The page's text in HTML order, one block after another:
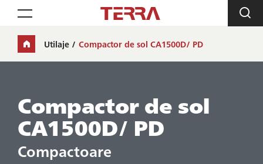
Toggle navigation
Utilaje Compactor de sol CA1500D/ PD
Compactor de sol
CA1500D/ PD
Compactoare